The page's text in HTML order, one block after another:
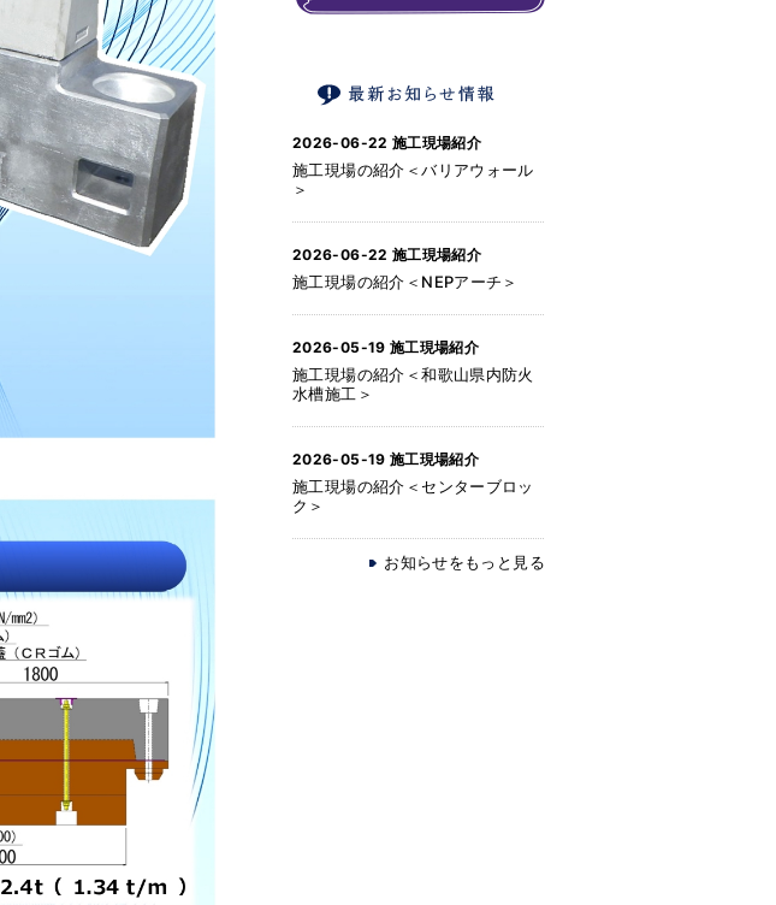
2026-06-22 施工現場紹介
施工現場の紹介＜バリアウォール
＞
2026-06-22 施工現場紹介
施工現場の紹介＜NEPアーチ＞
2026-05-19 施工現場紹介
施工現場の紹介＜和歌山県内防火
水槽施工＞
2026-05-19 施工現場紹介
施工現場の紹介＜センターブロッ
ク＞
お知らせをもっと見る